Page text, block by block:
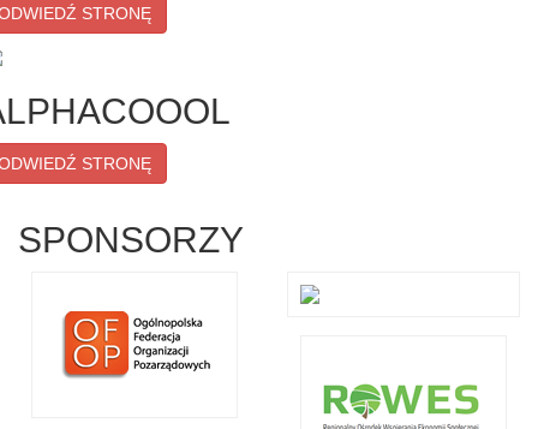
STRONĘ
STRONĘ
SPONSORZY